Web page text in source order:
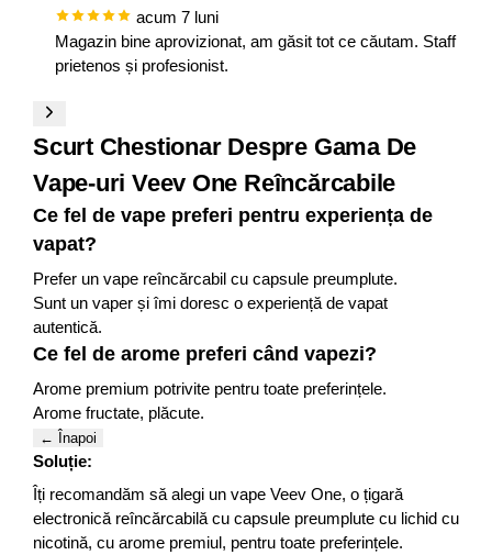
acum 7 luni
Magazin bine aprovizionat, am găsit tot ce căutam. Staff
prietenos și profesionist.
Scurt Chestionar Despre Gama De
Vape-uri Veev One Reîncărcabile
Ce fel de vape preferi pentru experiența de
vapat?
Prefer un vape reîncărcabil cu capsule preumplute.
Sunt un vaper și îmi doresc o experiență de vapat
autentică.
Ce fel de arome preferi când vapezi?
Arome premium potrivite pentru toate preferințele.
Arome fructate, plăcute.
← Înapoi
Soluție:
Îți recomandăm să alegi un vape Veev One, o țigară
electronică reîncărcabilă cu capsule preumplute cu lichid cu
nicotină, cu arome premiul, pentru toate preferințele.